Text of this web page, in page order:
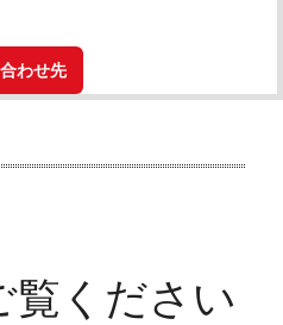
わせ先
覧ください